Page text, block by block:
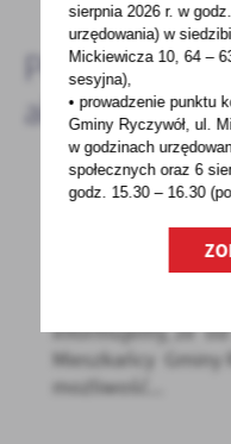
Pozostałe
aktualności
Zbiórka odzieży
– lokalizacje
informujemy, że od
Mieszkańcy Gminy
możliwość...
sierpnia 2026 r.w
urzędowania) w
Mickiewicza 10, 64 –
sesyjna),
• prowadzenie punktu
Gminy Ryczywół, ul.
w godzinach
społecznych oraz 6
godz. 15.30 – 16.30